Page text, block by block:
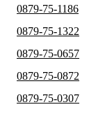
0879-75-1186
0879-75-1322
0879-75-0657
0879-75-0872
0879-75-0307